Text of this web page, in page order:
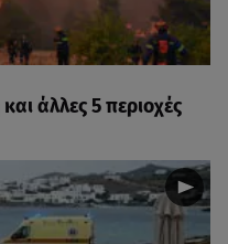
άλλες 5 περιοχές